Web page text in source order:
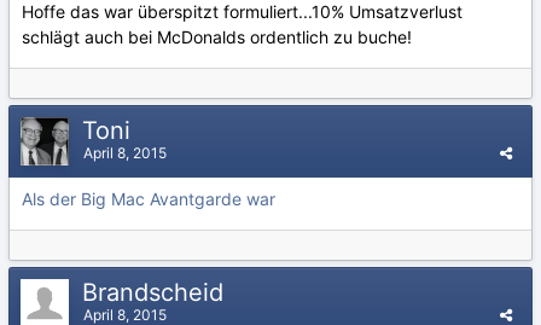
Hoffe das war überspitzt formuliert...10% Umsatzverlust
schlägt auch bei McDonalds ordentlich zu buche!
Toni
April 8, 2015
Als der Big Mac Avantgarde war
Brandscheid
April 8, 2015